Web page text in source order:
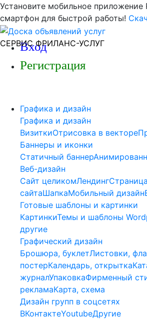
Установите мобильное приложение
смартфон для быстрой работы!
СЕРВИС ФРИЛАНС-УСЛУГ
Вход
Регистрация
Графика и дизайн
Графика и дизайн
ВизиткиОтрисовка в векторе
Баннеры и иконки
Статичный баннер
Веб-дизайн
Сайт целикомЛендингСтраница
сайтаШапкаМобильный дизайн
Готовые шаблоны и картинки
КартинкиТемы и шаблоны
другие
Графический дизайн
Брошюра, буклетЛистовки,
постерКалендарь, открытка
журналУпаковкаФирменный
рекламаКарта, схема
Дизайн групп в соцсетях
ВКонтактеYoutubeДругие